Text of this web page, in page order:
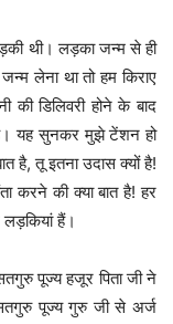
थी। लड़का जन्म से ही
लेना था तो हम किराए
की डिलिवरी होने के बाद
यह सुनकर मुझे टेंशन हो
है, तू इतना उदास क्यों है!
करने की क्या बात है! हर
लड़कियां हैं।
पूज्य हजूर पिता जी ने
पूज्य गुरु जी से अर्ज